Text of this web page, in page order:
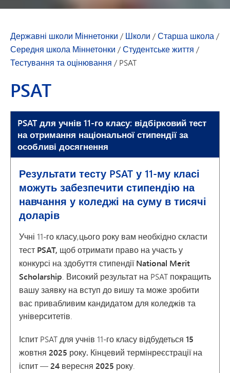
Державні школи Міннетонки / Школи /Старша школа/
Середня школа Міннетонки /Студентське життя /
Тестування та оцінювання / PSAT
PSAT
PSAT для учнів 11-го класу: відбірковий тест
на отримання національної стипендії за
особливі досягнення
Результати тесту PSAT у 11-му класі
можуть забезпечити стипендію на
навчання у коледжі на суму в тисячі
доларів
Учні 11-го класу,цього року вам необхідноскласти
тест PSAT, щоботримати право на участьу
конкурсі на здобуття стипендії National Merit
Scholarship. Високий результат на PSAT покращить
вашу заявку на вступ до вишу та може зробити
вас привабливим кандидатом для коледжів та
університетів.
Іспит PSAT для учнів 11-го класу відбудеться 15
жовтня 2025 року. Кінцевий термінреєстрації на
іспит —24 вересня 2025 року.